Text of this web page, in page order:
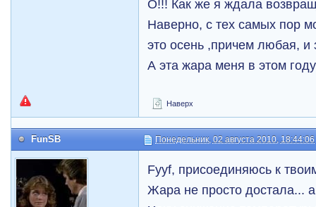
О!!! Как же я ждала
Наверно, с тех самых пор
это осень ,причем любая,
А эта жара меня в этом
Наверх
FunSB Понедельник, 02 августа 2010, 18:44:06
Fyyf, присоединяюсь к
Жара не просто достала...